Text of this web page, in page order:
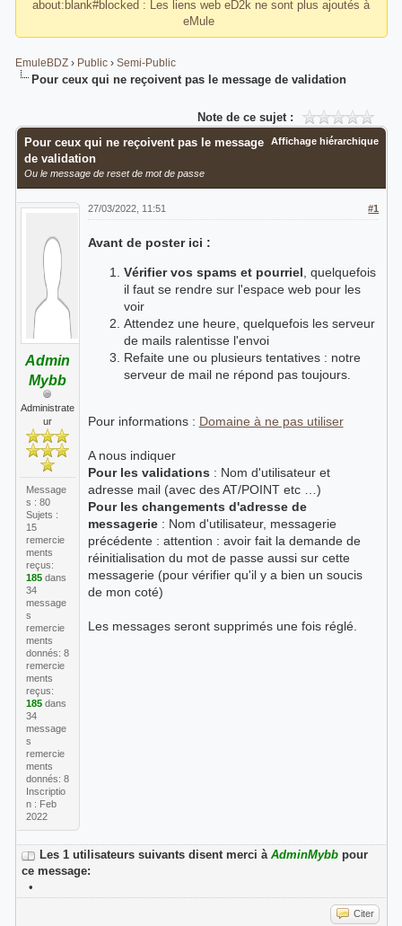
about:blank#blocked : Les liens web eD2k ne sont plus ajoutés à
eMule
EmuleBDZ› Public› Semi-Public
Pour ceux qui ne reçoivent pas le message de validation
Note de ce sujet :
Affichage hiérarchique
Pour ceux qui ne reçoivent pas le message
de validation
Ou le message de reset de mot de passe
Admin
Mybb
Administrate
ur
Message
s : 80
Sujets :
15
remercie
ments
reçus:
185dans
34
message
s
remercie
ments
donnés: 8
remercie
ments
reçus:
185dans
34
message
s
remercie
ments
donnés: 8
Inscriptio
n : Feb
2022
#1
27/03/2022, 11:51
Avant de poster ici :
Vérifier vos spams et pourriel , quelquefois
il faut se rendre sur l'espace web pour les
voir
Attendez une heure, quelquefois les serveur
de mails ralentisse l'envoi
Refaite une ou plusieurs tentatives : notre
serveur de mail ne répond pas toujours.
Pour informations : Domaine à ne pas utiliser
A nous indiquer
Pour les validations : Nom d'utilisateur et
adresse mail (avec des AT/POINT etc …)
Pour les changements d'adresse de
messagerie: Nom d'utilisateur, messagerie
précédente : attention : avoir fait la demande de
réinitialisation du mot de passe aussi sur cette
messagerie (pour vérifier qu'il y a bien un soucis
de mon coté)
Les messages seront supprimés une fois réglé.
Les 1 utilisateurs suivants disent merci à AdminMybbpour
ce message:
•
Citer